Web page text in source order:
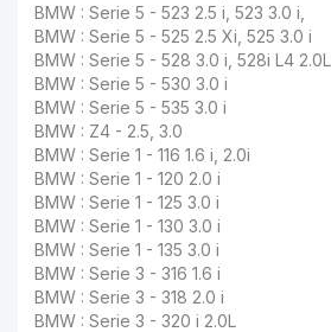
BMW : Serie 5 - 523 2.5 i, 523 3.0 i,
BMW : Serie 5 - 525 2.5 Xi, 525 3.0 i
BMW : Serie 5 - 528 3.0 i, 528i L4 2.0L
BMW : Serie 5 - 530 3.0 i
BMW : Serie 5 - 535 3.0 i
BMW : Z4 - 2.5, 3.0
BMW : Serie 1 - 116 1.6 i, 2.0i
BMW : Serie 1 - 120 2.0 i
BMW : Serie 1 - 125 3.0 i
BMW : Serie 1 - 130 3.0 i
BMW : Serie 1 - 135 3.0 i
BMW : Serie 3 - 316 1.6 i
BMW : Serie 3 - 318 2.0 i
BMW : Serie 3 - 320 i 2.0L